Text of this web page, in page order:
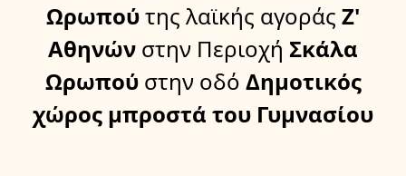
Ωρωπούτης λαϊκής αγοράς Ζ'
Αθηνών στην Περιοχή Σκάλα
Ωρωπού στην οδό Δημοτικός
χώρος μπροστά του Γυμνασίου